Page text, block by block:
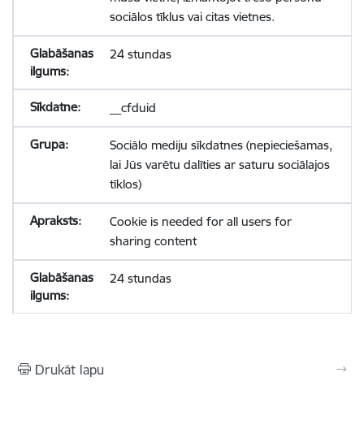
sociālos tīklus vai citas vietnes.
24 stundas
__cfduid
Sociālo mediju sīkdatnes (nepieciešamas,
lai Jūs varētu dalīties ar saturu sociālajos
tīklos)
Cookie is needed for all users for
sharing content
24 stundas
Drukāt lapu